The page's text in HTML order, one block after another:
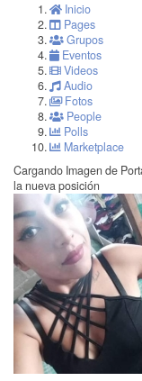
Inicio
Pages
Grupos
Eventos
Videos
Audio
Fotos
People
Polls
Marketplace
Cargando Imagen de
la nueva posición